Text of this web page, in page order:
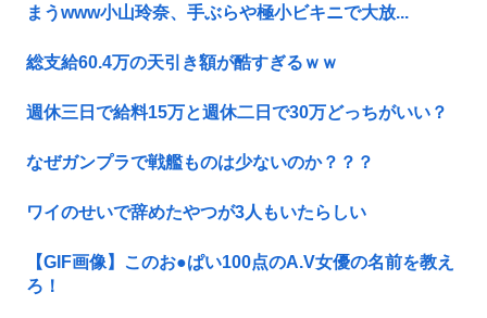
まうwww小山玲奈、手ぶらや極小ビキニで大放...
総支給60.4万の天引き額が酷すぎるｗｗ
週休三日で給料15万と週休二日で30万どっちがいい？
なぜガンプラで戦艦ものは少ないのか？？？
ワイのせいで辞めたやつが3人もいたらしい
【GIF画像】このお●ぱい100点のA.V女優の名前を教え
ろ！